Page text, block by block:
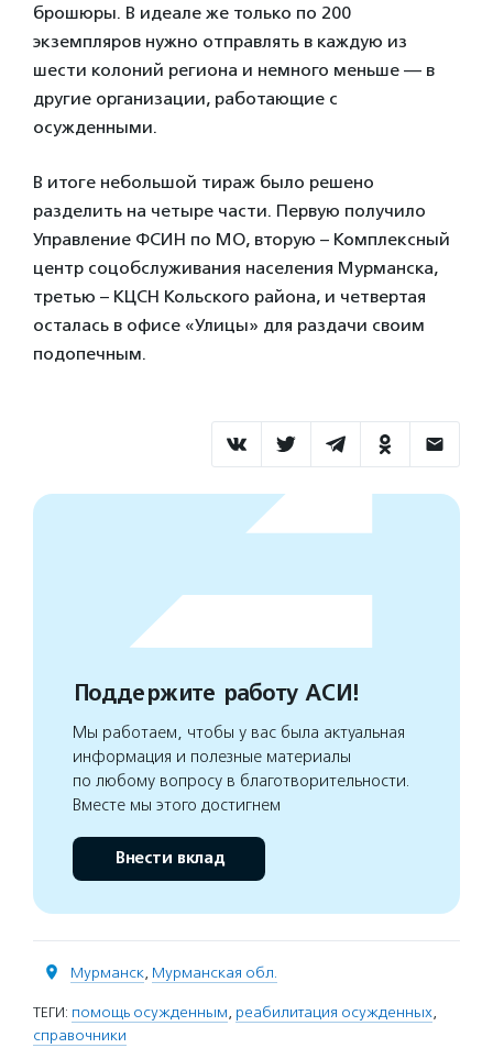
брошюры. В идеале же только по 200
экземпляров нужно отправлять в каждую из
шести колоний региона и немного меньше — в
другие организации, работающие с
осужденными.
В итоге небольшой тираж было решено
разделить на четыре части. Первую получило
Управление ФСИН по МО, вторую – Комплексный
центр соцобслуживания населения Мурманска,
третью – КЦСН Кольского района, и четвертая
осталась в офисе «Улицы» для раздачи своим
подопечным.
Поддержите работу АСИ!
Мы работаем, чтобы у вас была актуальная
информация и полезные материалы
по любому вопросу в благотворительности.
Вместе мы этого достигнем
Внести вклад
Мурманск, Мурманская обл.
ТЕГИ: помощь осужденным, реабилитация осужденных,
справочники